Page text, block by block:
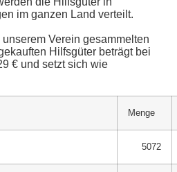
im ganzen Land verteilt.
Verein gesammelten
Hilfsgüter beträgt bei
€ und setzt sich wie
Menge
5072